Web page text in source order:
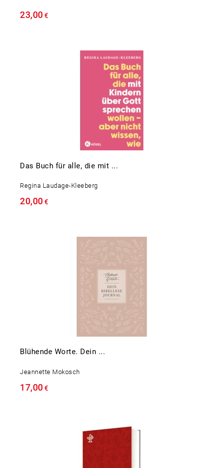
23,00€
Das Buch für alle, die mit ...
Regina Laudage-Kleeberg
20,00€
Blühende Worte. Dein ...
Jeannette Mokosch
17,00€